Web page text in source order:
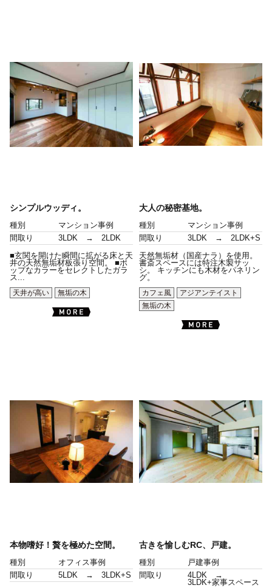
シンプルウッディ。
種別
マンション事例
間取り
3LDK → 2LDK
■玄関を開けた瞬間に拡がる床と天
井の天然無垢材板張り空間。 ■ポ
ップなカラーをセレクトしたガラ
ス...
天井が高い
無垢の木
大人の秘密基地。
種別
マンション事例
間取り
3LDK → 2LDK+S
天然無垢材（国産ナラ）を使用。
書斎スペースには特注木製サッ
シ。 キッチンにも木材をパネリン
グ。
カフェ風
アジアンテイスト
無垢の木
本物嗜好！贅を極めた空間。
種別
オフィス事例
間取り
5LDK → 3LDK+S
古きを愉しむRC、戸建。
種別
戸建事例
間取り
4LDK →
3LDK+家事スペース